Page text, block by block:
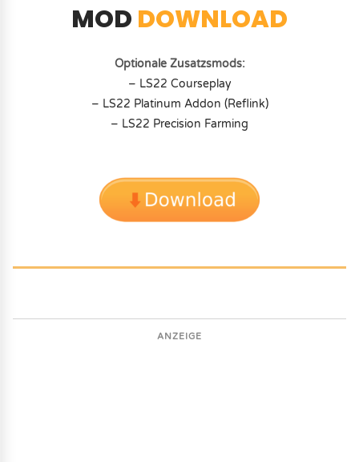
MOD DOWNLOAD
Optionale Zusatzsmods:
– LS22 Courseplay
– LS22 Platinum Addon (Reflink)
– LS22 Precision Farming
ANZEIGE